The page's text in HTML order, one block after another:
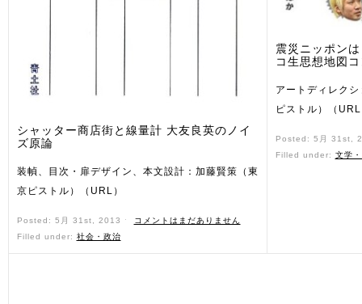
シャッター商店街と線量計 大友良英のノイ
ズ原論
装幀、目次・扉デザイン、本文設計：加藤賢策（東
京ピストル）（URL）
Posted: 5月 31st, 2013 ˑ
コメントはまだありません
Filled under: 社会・政治
震災ニッポン
コ生思想地図
アートディレク
ピストル）（
Posted: 5月 31st,
Filled under: 文学